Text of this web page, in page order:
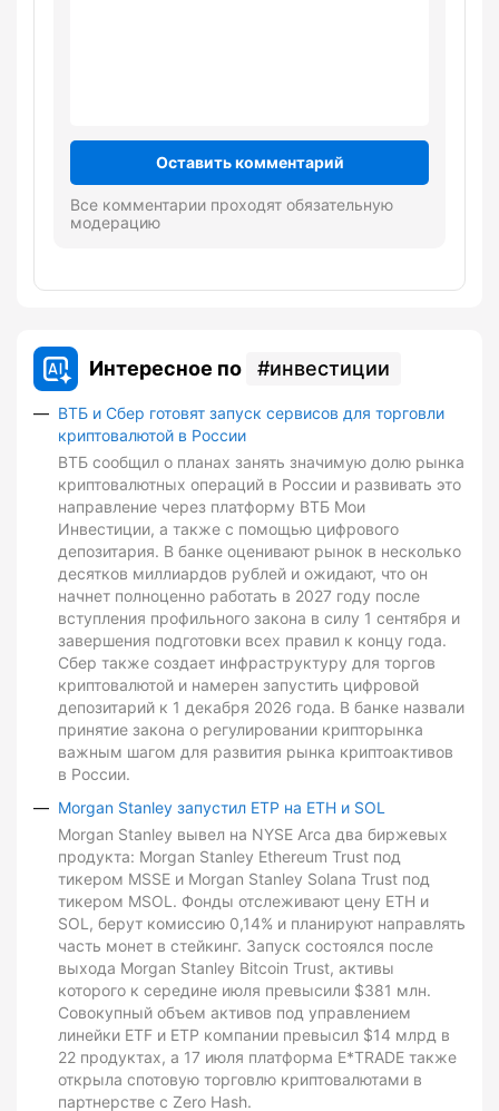
Оставить комментарий
Все комментарии проходят обязательную
модерацию
Интересное по инвестиции
ВТБ и Сбер готовят запуск сервисов для торговли
криптовалютой в России
ВТБ сообщил о планах занять значимую долю рынка
криптовалютных операций в России и развивать это
направление через платформу ВТБ Мои
Инвестиции, а также с помощью цифрового
депозитария. В банке оценивают рынок в несколько
десятков миллиардов рублей и ожидают, что он
начнет полноценно работать в 2027 году после
вступления профильного закона в силу 1 сентября и
завершения подготовки всех правил к концу года.
Сбер также создает инфраструктуру для торгов
криптовалютой и намерен запустить цифровой
депозитарий к 1 декабря 2026 года. В банке назвали
принятие закона о регулировании крипторынка
важным шагом для развития рынка криптоактивов
в России.
Morgan Stanley запустил ETP на ETH и SOL
Morgan Stanley вывел на NYSE Arca два биржевых
продукта: Morgan Stanley Ethereum Trust под
тикером MSSE и Morgan Stanley Solana Trust под
тикером MSOL. Фонды отслеживают цену ETH и
SOL, берут комиссию 0,14% и планируют направлять
часть монет в стейкинг. Запуск состоялся после
выхода Morgan Stanley Bitcoin Trust, активы
которого к середине июля превысили $381 млн.
Совокупный объем активов под управлением
линейки ETF и ETP компании превысил $14 млрд в
22 продуктах, а 17 июля платформа E*TRADE также
открыла спотовую торговлю криптовалютами в
партнерстве с Zero Hash.